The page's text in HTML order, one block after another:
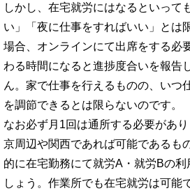
しかし、在宅就労にはなるといって
い」「夜に仕事をすればいい」とは
場合、オンラインにて出席をする必
わる時間になると進捗度合いを報告
ん。家で仕事を行えるものの、いつ
を調節できるとは限らないのです。
なお必ず月1回は通所する必要があ
京周辺や関西であれば可能であるも
的に在宅勤務にて就労A・就労Bの利
しょう。作業所でも在宅就労は可能